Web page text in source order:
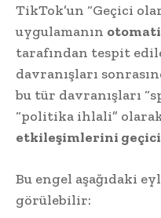
TikTok’un “Geçici
uygulamanın
tarafından tespit
davranışları
bu tür davranışları
“politika ihlali” olarak
etkileşimlerini
Bu engel aşağıdaki
görülebilir: